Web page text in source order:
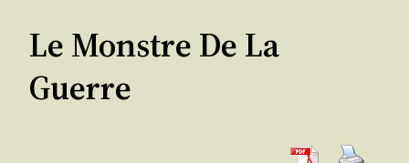
Le Monstre De La
Guerre